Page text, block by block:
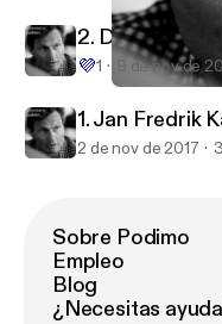
Petter
2. Daniel
💜1 9 de nov de
1. Jan Fredrik
2 de nov de 2017
Sobre Podimo
Empleo
Blog
¿Necesitas